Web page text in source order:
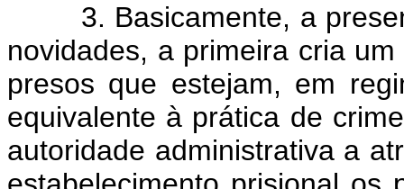
3. Basicamente, a
novidades, a primeira cria
presos que estejam, em
equivalente à prática de
autoridade administrativa a